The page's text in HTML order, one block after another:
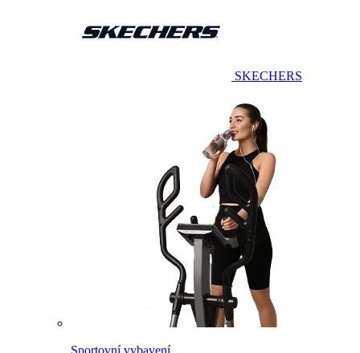
SKECHERS
Sportovní vybavení